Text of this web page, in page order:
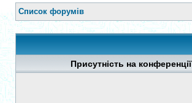
Список форумів
Присутність на конференції